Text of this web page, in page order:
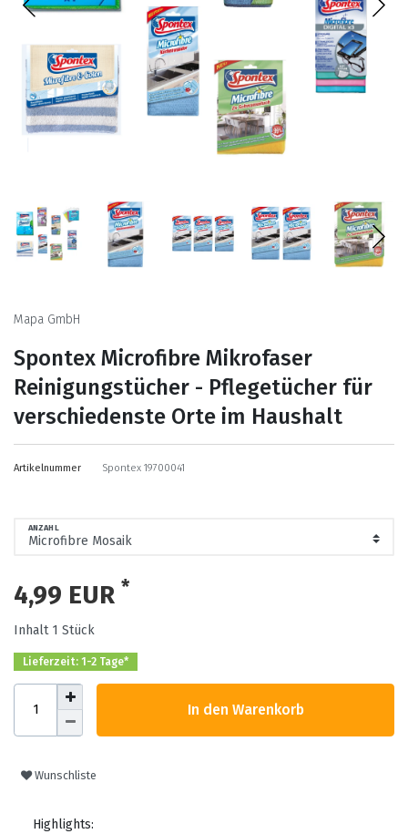
Mapa GmbH
Spontex Microfibre Mikrofaser
Reinigungstücher - Pflegetücher für
verschiedenste Orte im Haushalt
Artikelnummer Spontex 19700041
ANZAHL
4,99 EUR *
Inhalt 1 Stück
Lieferzeit: 1-2 Tage*
In den Warenkorb
Wunschliste
Highlights: